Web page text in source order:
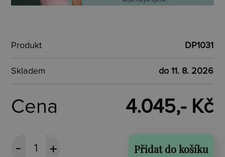
Produkt DP1031
Skladem do 11. 8. 2026
Cena 4.045,- Kč
Přidat do košíku